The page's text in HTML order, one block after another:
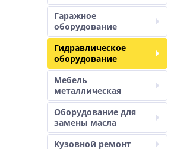
Гаражное
оборудование
Гидравлическое
оборудование
Мебель
металлическая
Оборудование для
замены масла
Кузовной ремонт